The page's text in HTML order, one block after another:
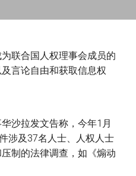
联合国人权理事会成员的
言论自由和获取信息权
沙拉发文告称，今年1月
涉及37名人士、人权人士
制的法律调查，如《煽动